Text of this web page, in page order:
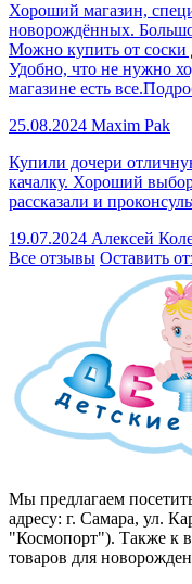
Хороший магазин,
новорождённых.
Можно купить от соски
Удобно, что не нужно
магазине есть все.
25.08.2024 Maxim Pak
Купили дочери
качалку. Хороший
рассказали и
19.07.2024 Алексей
Все отзывы Оставить
Мы предлагаем
адресу: г. Самара, ул.
"Космопорт"). Также к
товаров для